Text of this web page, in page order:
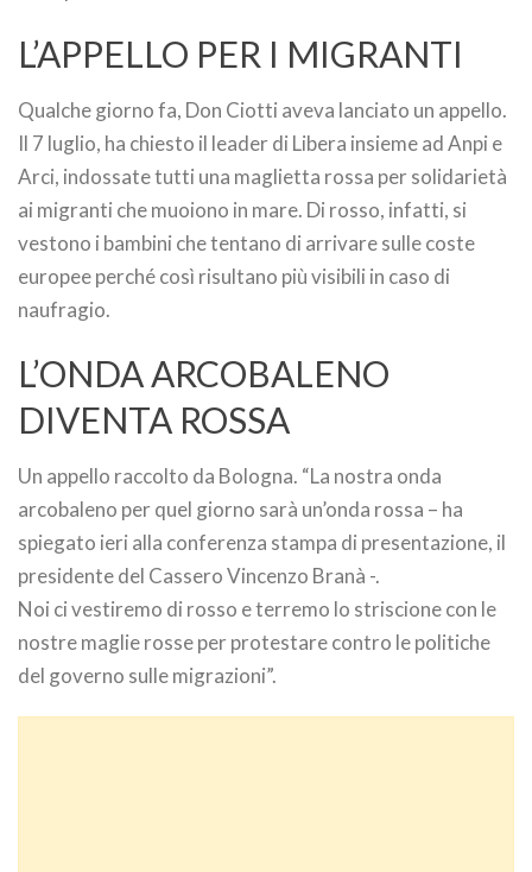
L’APPELLO PER I MIGRANTI
Qualche giorno fa, Don Ciotti aveva lanciato un appello.
Il 7 luglio, ha chiesto il leader di Libera insieme ad Anpi e
Arci, indossate tutti una maglietta rossa per solidarietà
ai migranti che muoiono in mare. Di rosso, infatti, si
vestono i bambini che tentano di arrivare sulle coste
europee perché così risultano più visibili in caso di
naufragio.
L’ONDA ARCOBALENO
DIVENTA ROSSA
Un appello raccolto da Bologna. “La nostra onda
arcobaleno per quel giorno sarà un’onda rossa – ha
spiegato ieri alla conferenza stampa di presentazione, il
presidente del Cassero Vincenzo Branà -.
Noi ci vestiremo di rosso e terremo lo striscione con le
nostre maglie rosse per protestare contro le politiche
del governo sulle migrazioni”.